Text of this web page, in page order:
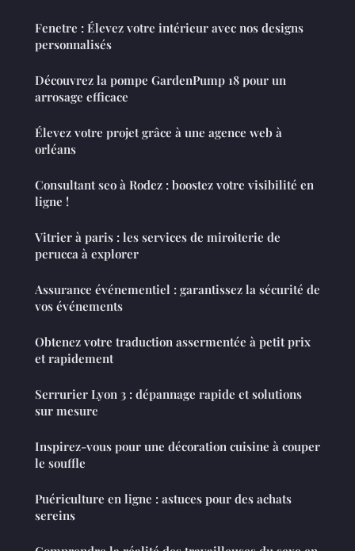
Fenetre : Élevez votre intérieur avec nos designs
personnalisés
Découvrez la pompe GardenPump 18 pour un
arrosage efficace
Élevez votre projet grâce à une agence web à
orléans
Consultant seo à Rodez : boostez votre visibilité en
ligne !
Vitrier à paris : les services de miroiterie de
perucca à explorer
Assurance événementiel : garantissez la sécurité de
vos événements
Obtenez votre traduction assermentée à petit prix
et rapidement
Serrurier Lyon 3 : dépannage rapide et solutions
sur mesure
Inspirez-vous pour une décoration cuisine à couper
le souffle
Puériculture en ligne : astuces pour des achats
sereins